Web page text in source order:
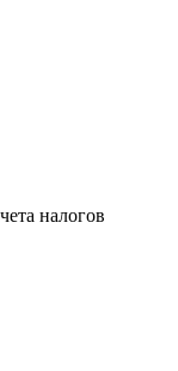
налогов